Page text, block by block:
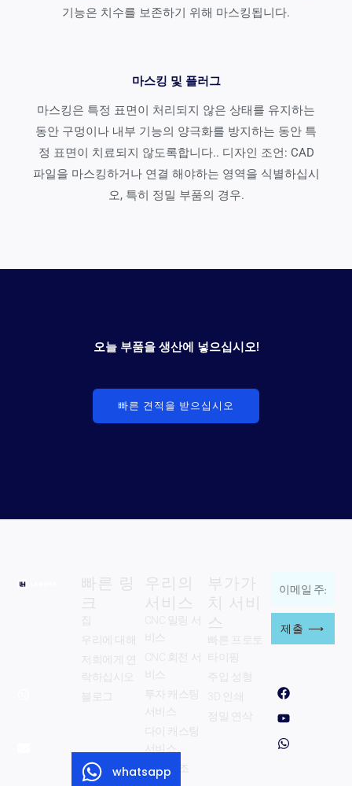
기능은 치수를 보존하기 위해 마스킹됩니다.
마스킹 및 플러그
마스킹은 특정 표면이 처리되지 않은 상태를 유지하는
동안 구멍이나 내부 기능의 양극화를 방지하는 동안 특
정 표면이 치료되지 않도록합니다.. 디자인 조언: CAD
파일을 마스킹하거나 연결 해야하는 영역을 식별하십시
오, 특히 정밀 부품의 경우.
오늘 부품을 생산에 넣으십시오!
빠른 견적을 받으십시오
+8615333853330
industry.com
빠른 링
크
집
우리에 대해
저희에게 연
락하십시오
블로그
우리의
서비스
CNC 밀링 서
비스
CNC 회전 서
비스
투자 캐스팅
서비스
다이 캐스팅
서비스
판금 제조
부가가
치 서비
스
빠른 프로토
타이핑
주입 성형
3D 인쇄
정밀 연삭
일
주
를
하
제출 ⟶
페
이
스
북
Y
o
u
T
u
b
w
h
a
t
s
a
whatsapp